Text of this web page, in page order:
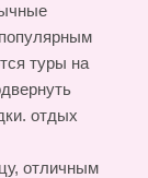
туры на
отдых
отличным